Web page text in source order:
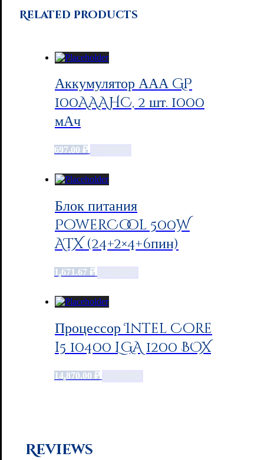
Related products
Аккумулятор ААА GP
100AAAHC, 2 шт. 1000
мАч
697.00 ₽
Блок питания
PowerCool 500W
ATX (24+2×4+6пин)
1,671.67 ₽
Процессор Intel Core
i5 10400 LGA 1200 BOX
14,870.00 ₽
Reviews